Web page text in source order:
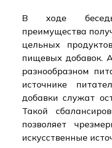
В ходе беседы
преимущества
цельных
пищевых добавок.
разнообразном
источнике
добавки служат
Такой
позволяет
искусственные